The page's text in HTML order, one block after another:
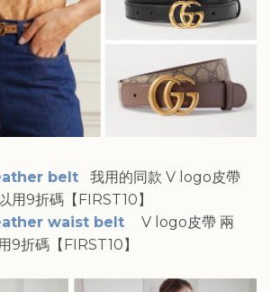
belt
我用的同款 V logo皮帶
用9折碼【FIRST10】
waist belt
V logo皮帶 兩
9折碼【FIRST10】